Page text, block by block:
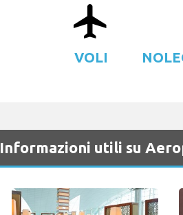
airplanemode_active
VOLI
Informazioni utili su